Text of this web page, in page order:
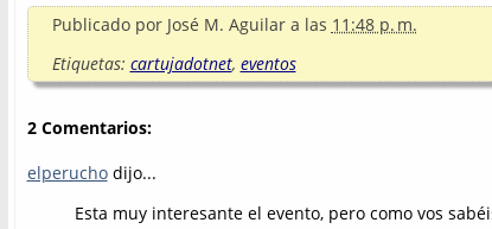
Publicado por José M. Aguilar a las 11:48 p. m.
Etiquetas: cartujadotnet, eventos
2 Comentarios:
elperuchodijo...
Esta muy interesante el evento, pero como vos